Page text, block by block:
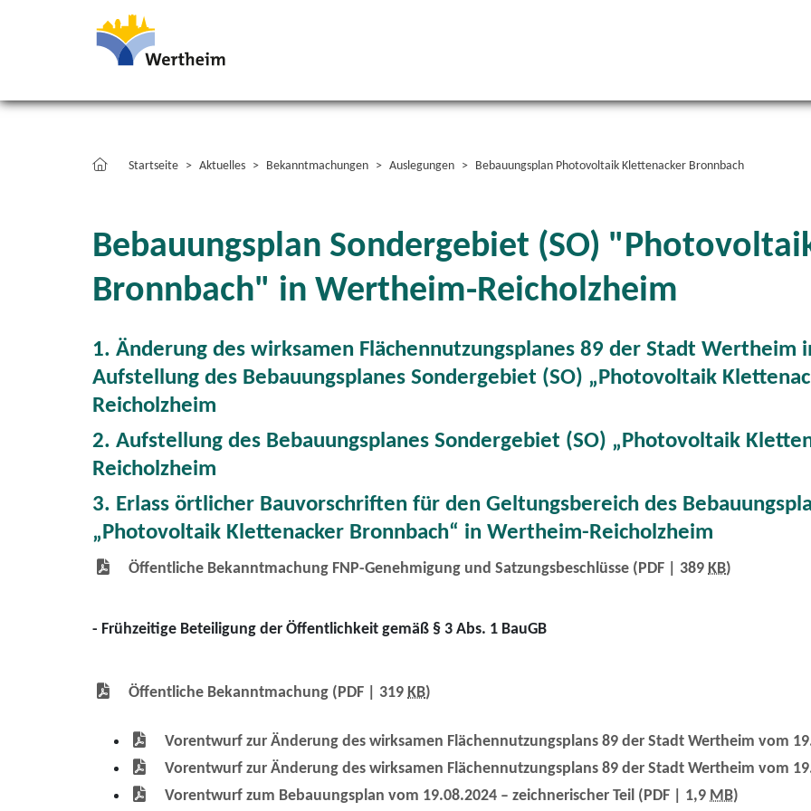
Startseite Aktuelles Bekanntmachungen Auslegungen Bebauungsplan Photovoltaik Klettenacker Bronnbach
Bebauungsplan Sondergebiet (SO)
Bronnbach" in Wertheim-Reicholzheim
1. Änderung des wirksamen Flächennutzungsplanes 89 der Stadt Wertheim
Aufstellung des Bebauungsplanes Sondergebiet (SO) „Photovoltaik
Reicholzheim
2. Aufstellung des Bebauungsplanes Sondergebiet (SO) „Photovoltaik
Reicholzheim
3. Erlass örtlicher Bauvorschriften für den Geltungsbereich des
„Photovoltaik Klettenacker Bronnbach“ in Wertheim-Reicholzheim
Öffentliche Bekanntmachung FNP-Genehmigung und Satzungsbeschlüsse (PDF | 389 KB)
- Frühzeitige Beteiligung der Öffentlichkeit gemäß § 3 Abs. 1 BauGB
Öffentliche Bekanntmachung (PDF | 319 KB)
Vorentwurf zur Änderung des wirksamen Flächennutzungsplans 89 der Stadt Wertheim vom
Vorentwurf zur Änderung des wirksamen Flächennutzungsplans 89 der Stadt Wertheim vom
Vorentwurf zum Bebauungsplan vom 19.08.2024 – zeichnerischer Teil (PDF | 1,9 MB)